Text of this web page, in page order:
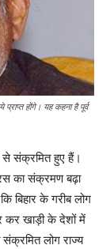
होंगे। यह कहना है पूर्व
से संक्रमित हुए हैं।
का संक्रमण बढ़ा
बिहार के गरीब लोग
कर खाड़ी के देशों में
संक्रमित लोग राज्य